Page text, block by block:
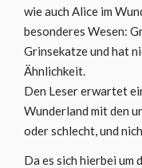
wie auch Alice im
besonderes Wesen:
Grinsekatze und hat
Ähnlichkeit.
Den Leser erwartet
Wunderland mit den
oder schlecht, und
Da es sich hierbei um